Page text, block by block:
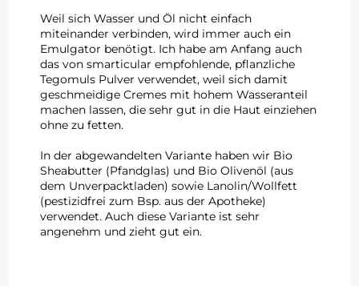
Weil sich Wasser und Öl nicht einfach
miteinander verbinden, wird immer auch ein
Emulgator benötigt. Ich habe am Anfang auch
das von smarticular empfohlende, pflanzliche
Tegomuls Pulver verwendet, weil sich damit
geschmeidige Cremes mit hohem Wasseranteil
machen lassen, die sehr gut in die Haut einziehen
ohne zu fetten.
In der abgewandelten Variante haben wir Bio
Sheabutter (Pfandglas) und Bio Olivenöl (aus
dem Unverpacktladen) sowie Lanolin/Wollfett
(pestizidfrei zum Bsp. aus der Apotheke)
verwendet. Auch diese Variante ist sehr
angenehm und zieht gut ein.